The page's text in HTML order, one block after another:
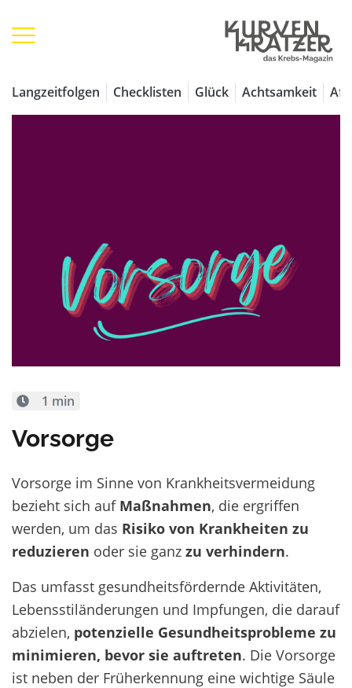
Langzeitfolgen Checklisten Glück Achtsamkeit
1 min
Vorsorge
Vorsorge im Sinne von Krankheitsvermeidung
bezieht sich auf Maßnahmen, die ergriffen
werden, um das Risiko von Krankheiten zu
reduzieren oder sie ganz zu verhindern.
Das umfasst gesundheitsfördernde Aktivitäten,
Lebensstiländerungen und Impfungen, die darauf
abzielen, potenzielle Gesundheitsprobleme zu
minimieren, bevor sie auftreten. Die Vorsorge
ist neben der Früherkennung eine wichtige Säule